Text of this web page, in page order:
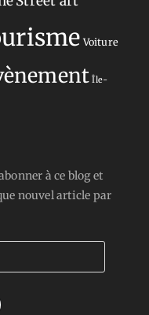
Voiture
Île-
à ce blog et
nouvel article par